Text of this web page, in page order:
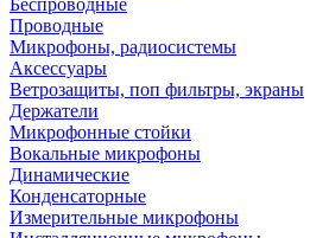
Беспроводные
Проводные
Микрофоны, радиосистемы
Аксессуары
Ветрозащиты, поп фильтры, экраны
Держатели
Микрофонные стойки
Вокальные микрофоны
Динамические
Конденсаторные
Измерительные микрофоны